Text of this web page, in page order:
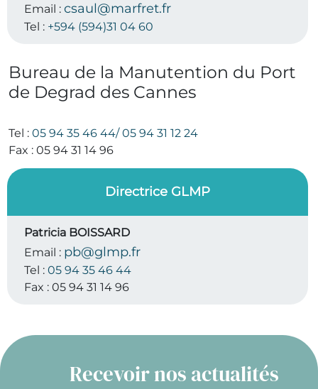
Email : csaul@marfret.fr
Tel : +594 (594)31 04 60
Bureau de la Manutention du Port
de Degrad des Cannes
Tel : 05 94 35 46 44/ 05 94 31 12 24
Fax : 05 94 31 14 96
Directrice GLMP
Patricia BOISSARD
Email : pb@glmp.fr
Tel : 05 94 35 46 44
Fax : 05 94 31 14 96
Recevoir nos actualités